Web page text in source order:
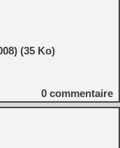
(35 Ko)
0 commentaire